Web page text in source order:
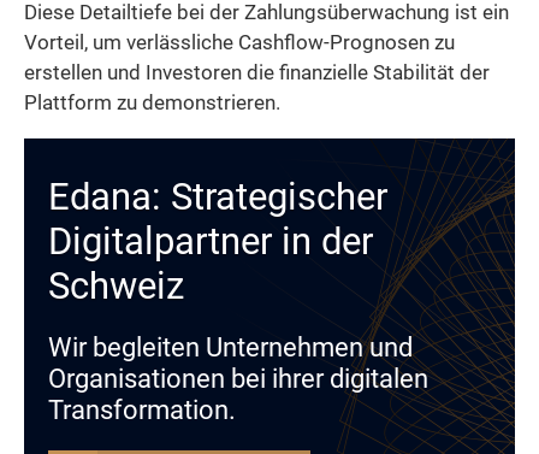
Diese Detailtiefe bei der Zahlungsüberwachung ist ein
Vorteil, um verlässliche Cashflow-Prognosen zu
erstellen und Investoren die finanzielle Stabilität der
Plattform zu demonstrieren.
Edana: Strategischer
Digitalpartner in der
Schweiz
Wir begleiten Unternehmen und
Organisationen bei ihrer digitalen
Transformation.